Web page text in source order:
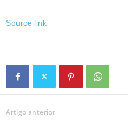
Source link
Artigo anterior